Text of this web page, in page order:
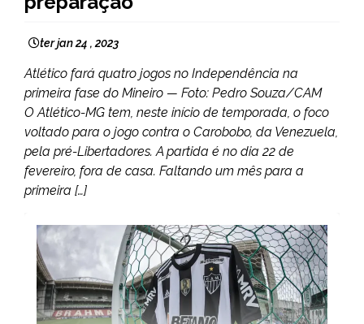
ter jan 24 , 2023
Atlético fará quatro jogos no Independência na
primeira fase do Mineiro — Foto: Pedro Souza/CAM
O Atlético-MG tem, neste início de temporada, o foco
voltado para o jogo contra o Carobobo, da Venezuela,
pela pré-Libertadores. A partida é no dia 22 de
fevereiro, fora de casa. Faltando um mês para a
primeira […]